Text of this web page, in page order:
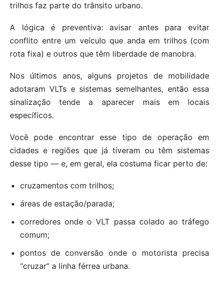
trilhos faz parte do trânsito urbano.
A lógica é preventiva: avisar antes para evitar
conflito entre um veículo que anda em trilhos (com
rota fixa) e outros que têm liberdade de manobra.
Nos últimos anos, alguns projetos de mobilidade
adotaram VLTs e sistemas semelhantes, então essa
sinalização tende a aparecer mais em locais
específicos.
Você pode encontrar esse tipo de operação em
cidades e regiões que já tiveram ou têm sistemas
desse tipo — e, em geral, ela costuma ficar perto de:
cruzamentos com trilhos;
áreas de estação/parada;
corredores onde o VLT passa colado ao tráfego
comum;
pontos de conversão onde o motorista precisa
“cruzar” a linha férrea urbana.